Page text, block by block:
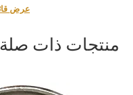
👈 عرض
منتجات ذات صلة